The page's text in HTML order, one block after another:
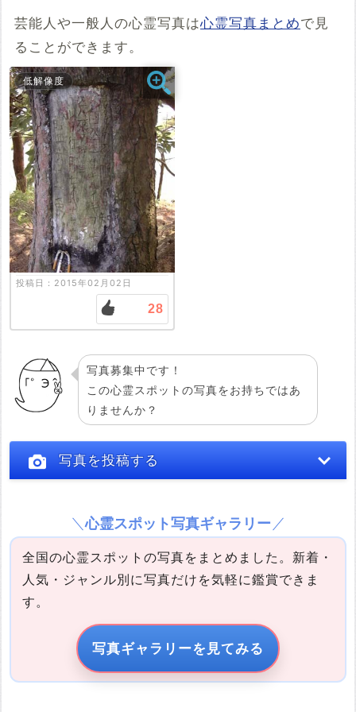
コメント
芸能人や一般人の心霊写真は心霊写真まとめで見
ることができます。
低解像度
投稿日：2015年02月02日
28
写真募集中です！
この心霊スポットの写真をお持ちではあ
りませんか？
写真を投稿する
写真の説明
心霊スポット写真ギャラリー
全国の心霊スポットの写真をまとめました。新着・
人気・ジャンル別に写真だけを気軽に鑑賞できま
す。
写真ギャラリーを見てみる